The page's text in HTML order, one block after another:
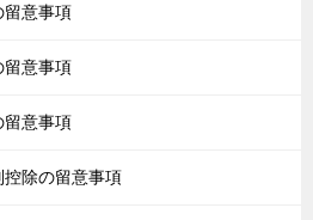
留意事項
留意事項
留意事項
除の留意事項